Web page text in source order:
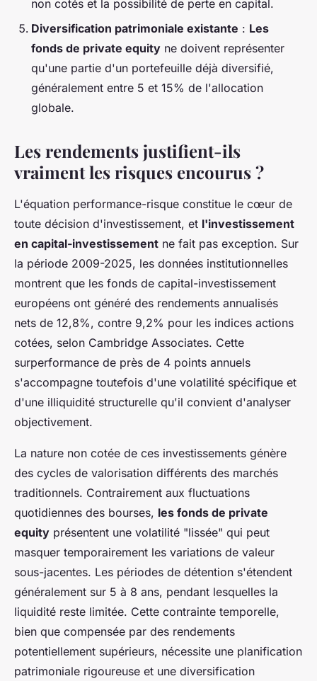
non cotés et la possibilité de perte en capital.
Diversification patrimoniale existante : Les
fonds de private equity ne doivent représenter
qu'une partie d'un portefeuille déjà diversifié,
généralement entre 5 et 15% de l'allocation
globale.
Les rendements justifient-ils
vraiment les risques encourus ?
L'équation performance-risque constitue le cœur de
toute décision d'investissement, et l'investissement
en capital-investissement ne fait pas exception. Sur
la période 2009-2025, les données institutionnelles
montrent que les fonds de capital-investissement
européens ont généré des rendements annualisés
nets de 12,8%, contre 9,2% pour les indices actions
cotées, selon Cambridge Associates. Cette
surperformance de près de 4 points annuels
s'accompagne toutefois d'une volatilité spécifique et
d'une illiquidité structurelle qu'il convient d'analyser
objectivement.
La nature non cotée de ces investissements génère
des cycles de valorisation différents des marchés
traditionnels. Contrairement aux fluctuations
quotidiennes des bourses, les fonds de private
equity présentent une volatilité "lissée" qui peut
masquer temporairement les variations de valeur
sous-jacentes. Les périodes de détention s'étendent
généralement sur 5 à 8 ans, pendant lesquelles la
liquidité reste limitée. Cette contrainte temporelle,
bien que compensée par des rendements
potentiellement supérieurs, nécessite une planification
patrimoniale rigoureuse et une diversification